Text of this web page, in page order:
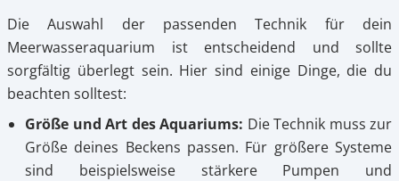
Die Auswahl der passenden Technik für dein
Meerwasseraquarium ist entscheidend und sollte
sorgfältig überlegt sein. Hier sind einige Dinge, die du
beachten solltest:
Größe und Art des Aquariums: Die Technik muss zur
Größe deines Beckens passen. Für größere Systeme
sind beispielsweise stärkere Pumpen und